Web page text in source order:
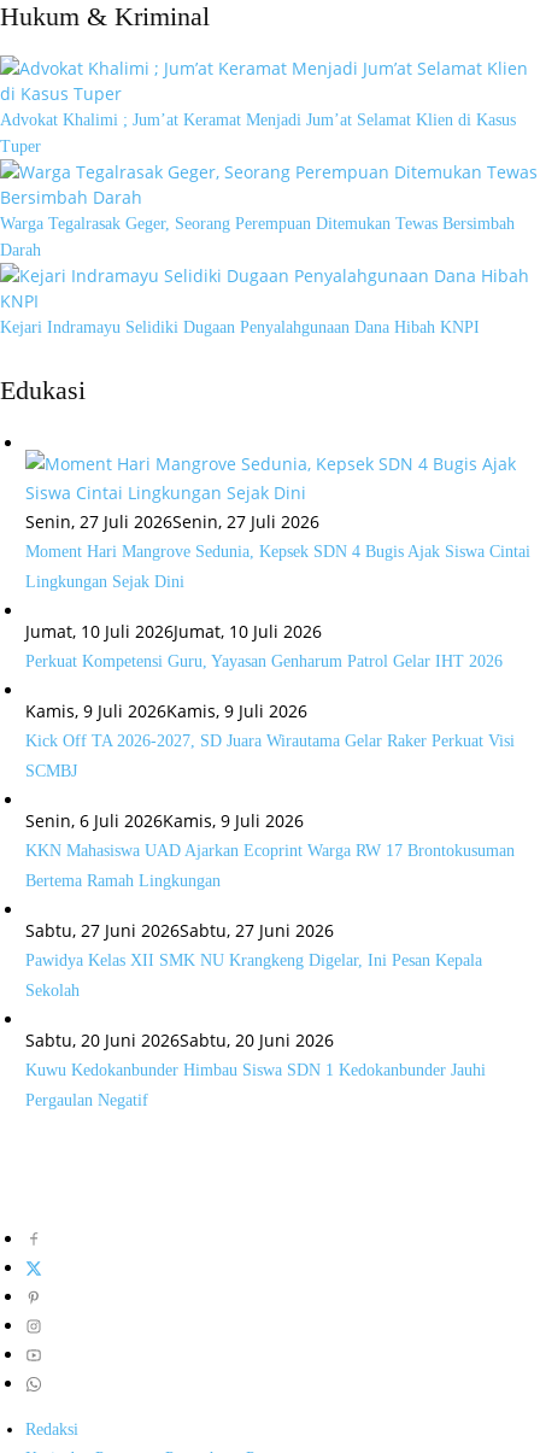
Hukum & Kriminal
Advokat Khalimi ; Jum’at Keramat Menjadi Jum’at Selamat Klien di Kasus
Tuper
Warga Tegalrasak Geger, Seorang Perempuan Ditemukan Tewas Bersimbah
Darah
Kejari Indramayu Selidiki Dugaan Penyalahgunaan Dana Hibah KNPI
Edukasi
Senin, 27 Juli 2026Senin, 27 Juli 2026
Moment Hari Mangrove Sedunia, Kepsek SDN 4 Bugis Ajak Siswa Cintai
Lingkungan Sejak Dini
Jumat, 10 Juli 2026Jumat, 10 Juli 2026
Perkuat Kompetensi Guru, Yayasan Genharum Patrol Gelar IHT 2026
Kamis, 9 Juli 2026Kamis, 9 Juli 2026
Kick Off TA 2026-2027, SD Juara Wirautama Gelar Raker Perkuat Visi
SCMBJ
Senin, 6 Juli 2026Kamis, 9 Juli 2026
KKN Mahasiswa UAD Ajarkan Ecoprint Warga RW 17 Brontokusuman
Bertema Ramah Lingkungan
Sabtu, 27 Juni 2026Sabtu, 27 Juni 2026
Pawidya Kelas XII SMK NU Krangkeng Digelar, Ini Pesan Kepala
Sekolah
Sabtu, 20 Juni 2026Sabtu, 20 Juni 2026
Kuwu Kedokanbunder Himbau Siswa SDN 1 Kedokanbunder Jauhi
Pergaulan Negatif
Redaksi